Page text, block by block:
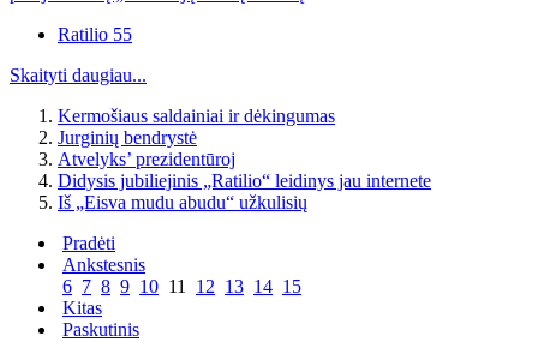
Ratilio 55
Skaityti daugiau...
Kermošiaus saldainiai ir dėkingumas
Jurginių bendrystė
Atvelyks’ prezidentūroj
Didysis jubiliejinis „Ratilio“ leidinys jau internete
Iš „Eisva mudu abudu“ užkulisių
Pradėti
Ankstesnis
6 7 8 9 10 11 12 13 14 15
Kitas
Paskutinis